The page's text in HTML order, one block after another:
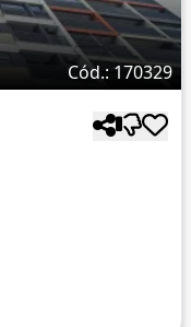
Cód.: 170329